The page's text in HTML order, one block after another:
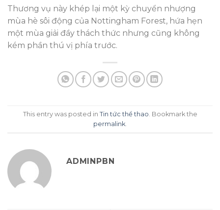
Thương vụ này khép lại một kỳ chuyển nhượng
mùa hè sôi động của Nottingham Forest, hứa hẹn
một mùa giải đầy thách thức nhưng cũng không
kém phần thú vị phía trước.
This entry was posted in Tin tức thể thao . Bookmark the
permalink
ADMINPBN